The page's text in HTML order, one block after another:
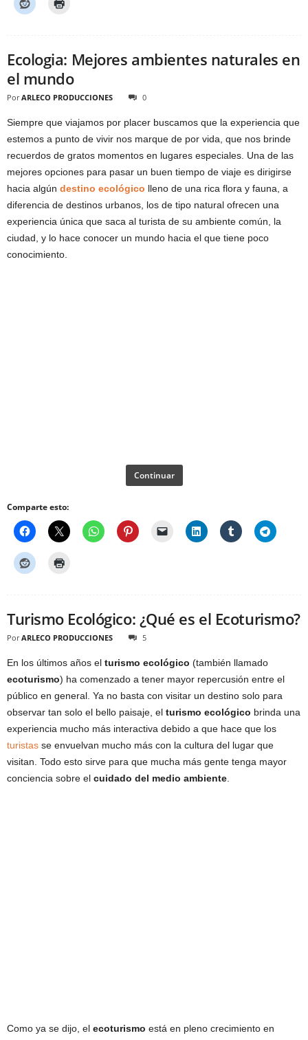
Ecologia: Mejores ambientes naturales en
el mundo
Por ARLECO PRODUCCIONES 0
Siempre que viajamos por placer buscamos que la experiencia que
estemos a punto de vivir nos marque de por vida, que nos brinde
recuerdos de gratos momentos en lugares especiales. Una de las
mejores opciones para pasar un buen tiempo de viaje es dirigirse
hacia algún destino ecológico lleno de una rica flora y fauna, a
diferencia de destinos urbanos, los de tipo natural ofrecen una
experiencia única que saca al turista de su ambiente común, la
ciudad, y lo hace conocer un mundo hacia el que tiene poco
conocimiento.
Continuar
Comparte esto:
Turismo Ecológico: ¿Qué es el Ecoturismo?
Por ARLECO PRODUCCIONES 5
En los últimos años el turismo ecológico (también llamado
ecoturismo) ha comenzado a tener mayor repercusión entre el
público en general. Ya no basta con visitar un destino solo para
observar tan solo el bello paisaje, el turismo ecológico brinda una
experiencia mucho más interactiva debido a que hace que los
turistas se envuelvan mucho más con la cultura del lugar que
visitan. Todo esto sirve para que mucha más gente tenga mayor
conciencia sobre el cuidado del medio ambiente.
Como ya se dijo, el ecoturismo está en pleno crecimiento en